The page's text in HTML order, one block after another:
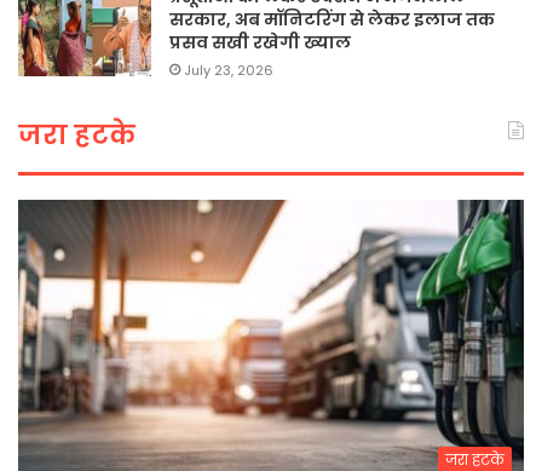
सरकार, अब मॉनिटरिंग से लेकर इलाज तक
प्रसव सखी रखेगी ख्याल
July 23, 2026
जरा हटके
जरा हटके